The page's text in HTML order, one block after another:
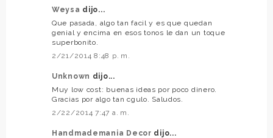
Weysa dijo...
Que pasada, algo tan facil y es que quedan
genial y encima en esos tonos le dan un toque
superbonito.
2/21/2014 8:48 p. m.
Unknown dijo...
Muy low cost: buenas ideas por poco dinero.
Gracias por algo tan cgulo. Saludos.
2/22/2014 7:47 a. m.
Handmademania Decor dijo...